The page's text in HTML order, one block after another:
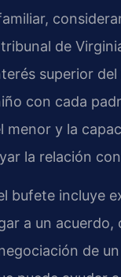
de
superior
con cada
menor y la
la relación
bufete incluye
a un acuerdo,
de